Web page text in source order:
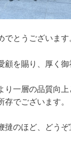
でとうございます
顧を賜り、厚く御
り一層の品質向
存でございます。
撻のほど、どうぞ